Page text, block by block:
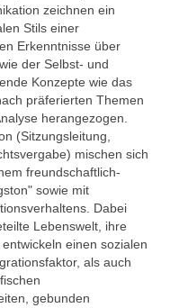
zeichnen ein
Stils einer
Erkenntnisse über
der Selbst- und
Konzepte wie das
präferierten Themen
herangezogen.
(Sitzungsleitung,
mischen sich
freundschaftlich-
sowie mit
Dabei
Lebenswelt, ihre
einen sozialen
als auch
gebunden